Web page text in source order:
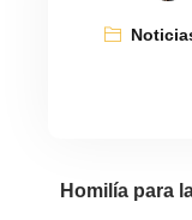
Homilía para